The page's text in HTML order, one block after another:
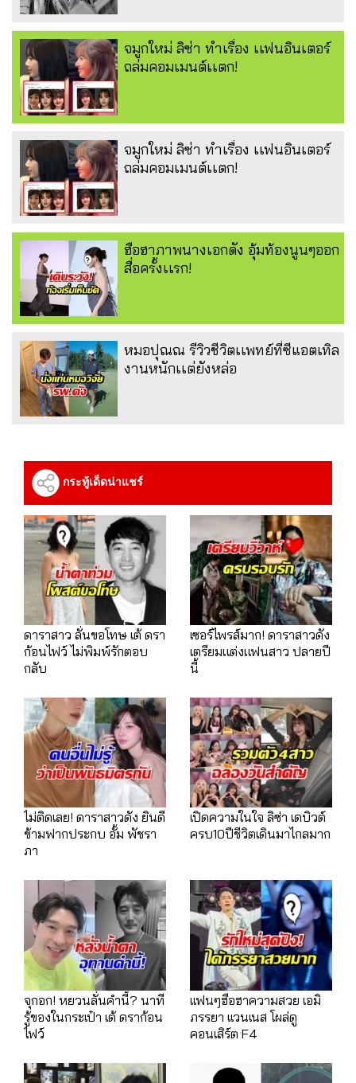
จมูกใหม่ ลิซ่า ทำเรื่อง เเฟนอินเตอร์
ถล่มคอมเมนต์เเตก!
จมูกใหม่ ลิซ่า ทำเรื่อง เเฟนอินเตอร์
ถล่มคอมเมนต์เเตก!
ฮือฮาภาพนางเอกดัง อุ้มท้องนูนๆออก
สื่อครั้งเเรก!
หมอปุณณ รีวิวชีวิตเเพทย์ที่ซีแอตเทิล
งานหนักเเต่ยังหล่อ
กระทู้เด็ดน่าแชร์
ดาราสาว ลั่นขอโทษ เต้ ดรา
ก้อนไฟว์ ไม่พิมพ์รักตอบ
กลับ
เซอร์ไพรส์มาก! ดาราสาวดัง
เตรียมแต่งแฟนสาว ปลายปี
นี้
ไม่ติดเลย! ดาราสาวดัง ยินดี
ข้ามฟากประกบ อั้ม พัชรา
ภา
เปิดความในใจ ลิซ่า เดบิวต์
ครบ10ปีชีวิตเดินมาไกลมาก
จุกอก! หยวนลั่นคำนี้? นาที
รู้ของในกระเป๋า เต้ ดราก้อน
ไฟว์
เเฟนๆฮือฮาความสวย เอมิ
ภรรยา เเวนเนส โผล่ดู
คอนเสิร์ต F4